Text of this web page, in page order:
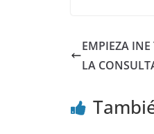
EMPIEZA
LA